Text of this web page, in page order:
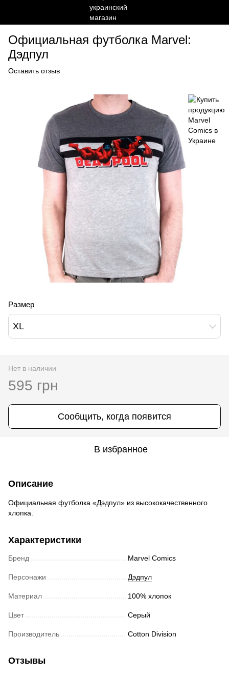
Официальная футболка Marvel:
Дэдпул
Оставить отзыв
Размер
XL
Нет в наличии
595 грн
Сообщить, когда появится
В избранное
Описание
Официальная футболка «Дэдпул» из высококачественного
хлопка.
Характеристики
Бренд Marvel Comics
Персонажи Дэдпул
Материал 100% хлопок
Цвет Серый
Производитель Cotton Division
Отзывы